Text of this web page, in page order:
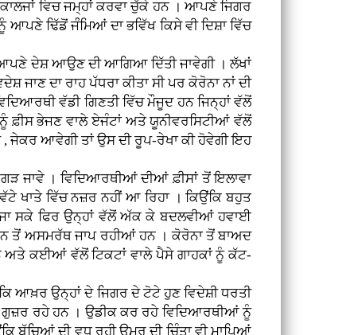
ਵਿਚ ਜਮ੍ਹਾਂ ਕਰਵਾ ਚੁੱਕੇ ਹਨ । ਆਪਣੇ ਜਿਗਰ
ਢਿੱਡੋਂ ਜੰੰਮਿਆਂ ਦਾ ਭਵਿੱਖ ਕਿਸੇ ਵੀ ਦਿਸ਼ਾ ਵਿੱਚ
ਦੇਸ਼ ਆਉਣ ਦੀ ਆਗਿਆ ਦਿੱਤੀ ਜਾਵੇਗੀ । ਲੱਖਾਂ
ਦਾ ਰਾਹ ਪੱਧਰਾ ਕੀਤਾ ਸੀ ਪਰ ਕੋਰੋਨਾ ਨਾਂ ਦੀ
ਵੱਡੀ ਗਿਣਤੀ ਵਿੱਚ ਮੌਜੂਦ ਹਨ ਜਿਨ੍ਹਾਂ ਵੱਲੋਂ
ਭੇਜਣ ਵਾਲੇ ਏਜੰਟਾਂ ਅਤੇ ਯੂਨੀਵਰਸਿਟੀਆਂ ਵੱਲੋਂ
ਆਵੇਗੀ ਤਾਂ ਉਸ ਦੀ ਰੂਪ-ਰੇਖਾ ਕੀ ਹੋਵੇਗੀ ਇਹ
ਜਾਵੇ । ਵਿਦਿਆਰਥੀਆਂ ਦੀਆਂ ਫ਼ੀਸਾਂ ਤੋਂ ਇਲਾਵਾ
ਵਿੱਚ ਨਜ਼ਰ ਨਹੀਂ ਆ ਰਿਹਾ । ਕਿਉਂਕਿ ਬਹੁਤ
ਜਾ ਸਕੇ ਫਿਰ ਉਨ੍ਹਾਂ ਵੱਲੋਂ ਅੱਕ ਕੇ ਬਦਲਵੀਆਂ ਹਵਾਈ
ਤੋਂ ਅਸਮਰੱਥ ਜਾਪ ਰਹੀਆਂ ਹਨ । ਕੋਰੋਨਾ ਤੋਂ ਬਾਅਦ
ਕਈਆਂ ਵੱਲੋਂ ਟਿਕਟਾਂ ਵਾਲੇ ਪੈਸੇ ਗਾਹਕਾਂ ਨੂੰ ਕੱਟ-
ਉਨ੍ਹਾਂ ਦੇ ਜਿਗਰ ਦੇ ਟੋਟੇ ਹੁਣ ਵਿਦੇਸ਼ੀ ਧਰਤੀ
ਗੁਜ਼ਰ ਰਹੇ ਹਨ । ਉਡੀਕ ਕਰ ਰਹੇ ਵਿਦਿਆਰਥੀਆਂ ਨੂੰ
ਦੀ ਵਧ ਰਹੀ ਉਮਰ ਦੀ ਚਿੰਤਾ ਵੀ ਮਾਪਿਆਂ